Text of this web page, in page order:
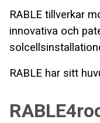
RABLE tillverkar
innovativa och
RABLE har sitt